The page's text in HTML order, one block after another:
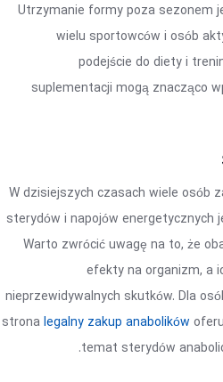
Utrzymanie formy poza sezonem
wielu sportowców i osób
podejście do diety i
suplementacji mogą znacząco
W dzisiejszych czasach wiele osób
sterydów i napojów energetycznych
Warto zwrócić uwagę na to, że
efekty na organizm, a
nieprzewidywalnych skutków. Dla
stronalegalny zakup anabolików
temat sterydów